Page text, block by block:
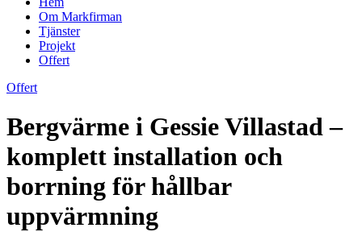
Om Markfirman
Tjänster
Projekt
Offert
Offert
Bergvärme i Gessie Villastad –
komplett installation och
borrning för hållbar
uppvärmning